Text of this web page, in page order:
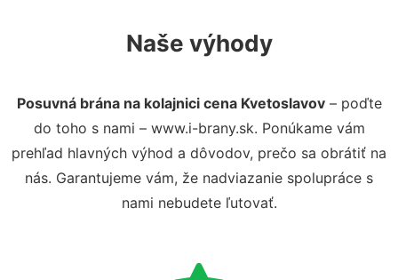
Naše výhody
Posuvná brána na kolajnici cena Kvetoslavov– poďte
do toho s nami – www.i-brany.sk. Ponúkame vám
prehľad hlavných výhod a dôvodov, prečo sa obrátiť na
nás. Garantujeme vám, že nadviazanie spolupráce s
nami nebudete ľutovať.